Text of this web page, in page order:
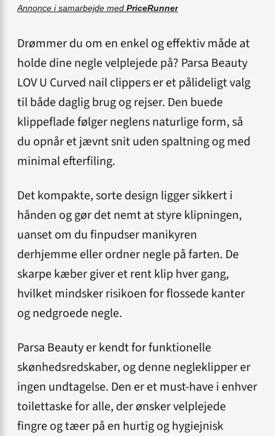
Annonce i samarbejde med PriceRunner
Drømmer du om en enkel og effektiv måde at
holde dine negle velplejede på? Parsa Beauty
LOV U Curved nail clippers er et pålideligt valg
til både daglig brug og rejser. Den buede
klippeflade følger neglens naturlige form, så
du opnår et jævnt snit uden spaltning og med
minimal efterfiling.
Det kompakte, sorte design ligger sikkert i
hånden og gør det nemt at styre klipningen,
uanset om du finpudser manikyren
derhjemme eller ordner negle på farten. De
skarpe kæber giver et rent klip hver gang,
hvilket mindsker risikoen for flossede kanter
og nedgroede negle.
Parsa Beauty er kendt for funktionelle
skønhedsredskaber, og denne negleklipper er
ingen undtagelse. Den er et must-have i enhver
toilettaske for alle, der ønsker velplejede
fingre og tæer på en hurtig og hygiejnisk